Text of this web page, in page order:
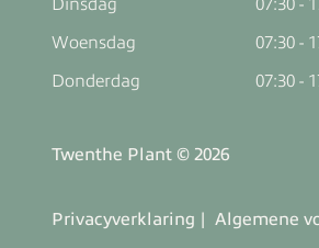
Dinsdag
07:30 -
Woensdag
07:30 -
Donderdag
07:30 -
Twenthe Plant © 2026
Privacyverklaring Algemene